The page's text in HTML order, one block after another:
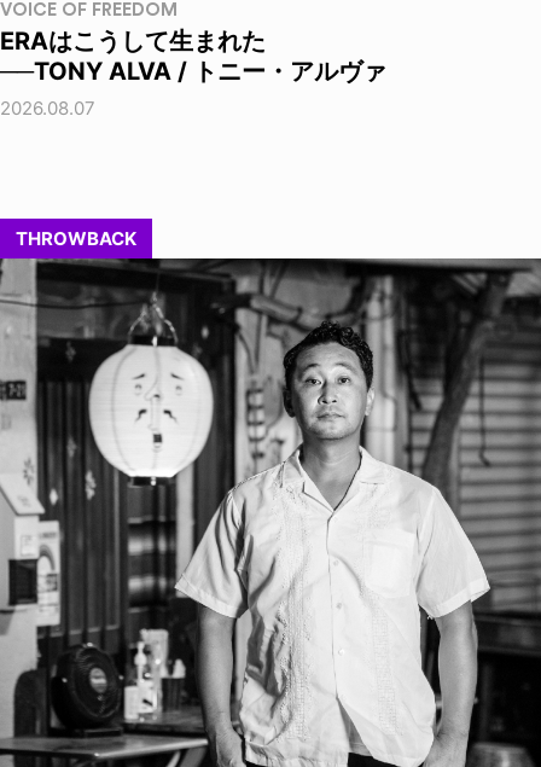
VOICE OF FREEDOM
ERAはこうして生まれた
──TONY ALVA / トニー・アルヴァ
2026.08.07
THROWBACK